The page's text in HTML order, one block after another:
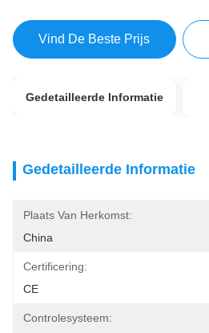
Vind De Beste Prijs
Gedetailleerde Informatie
Gedetailleerde Informatie
Plaats Van Herkomst:
China
Certificering:
CE
Controlesysteem: